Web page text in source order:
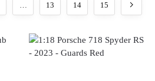
… 13 14 15